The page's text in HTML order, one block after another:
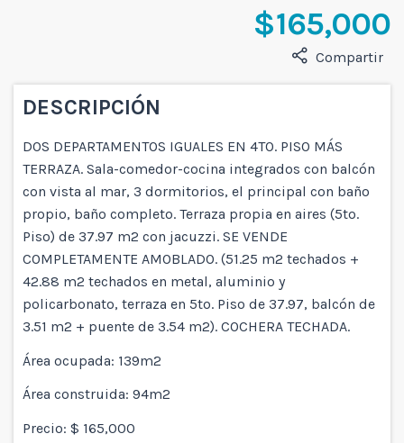
$ 165,000
Compartir
DESCRIPCIÓN
DOS DEPARTAMENTOS IGUALES EN 4TO. PISO MÁS
TERRAZA. Sala-comedor-cocina integrados con balcón
con vista al mar, 3 dormitorios, el principal con baño
propio, baño completo. Terraza propia en aires (5to.
Piso) de 37.97 m2 con jacuzzi. SE VENDE
COMPLETAMENTE AMOBLADO. (51.25 m2 techados +
42.88 m2 techados en metal, aluminio y
policarbonato, terraza en 5to. Piso de 37.97, balcón de
3.51 m2 + puente de 3.54 m2). COCHERA TECHADA.
Área ocupada: 139m2
Área construida: 94m2
Precio: $ 165,000